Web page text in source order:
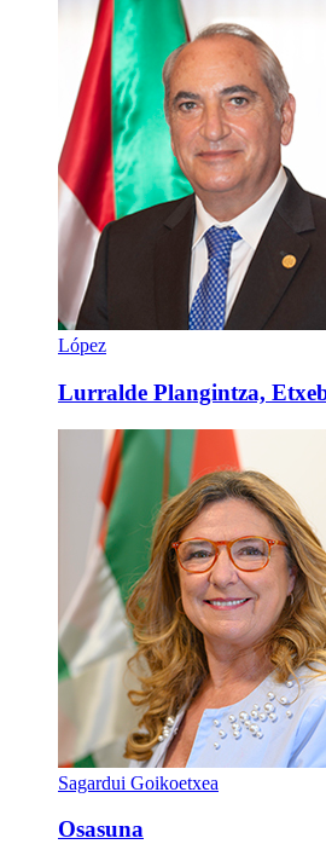
López
Lurralde Plangintza,
Sagardui Goikoetxea
Osasuna